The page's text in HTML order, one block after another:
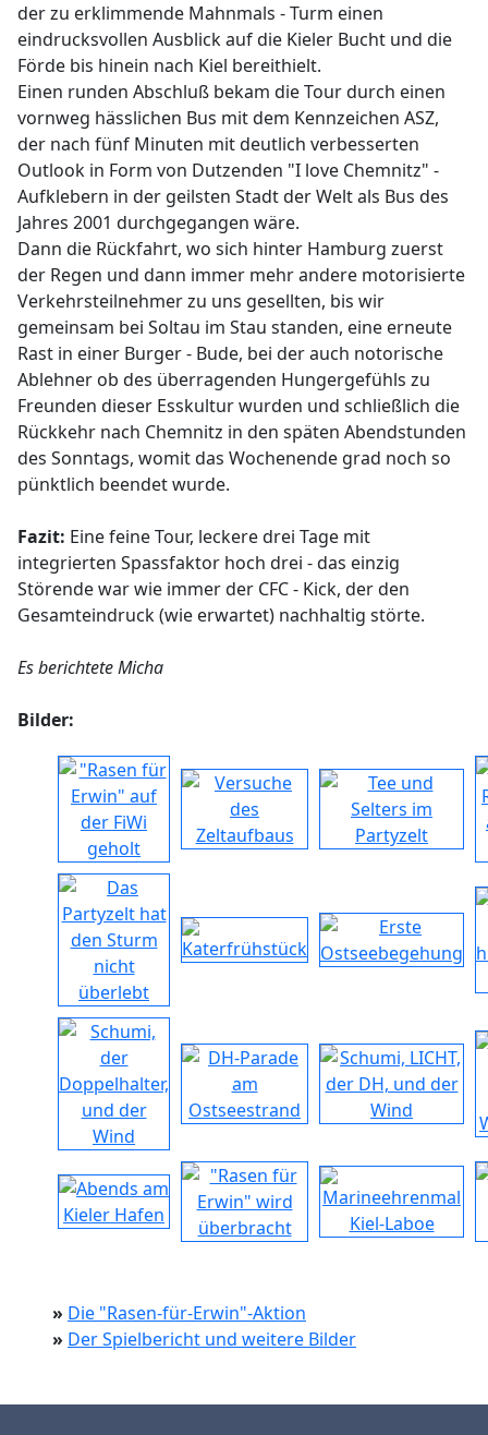
der zu erklimmende Mahnmals - Turm einen
eindrucksvollen Ausblick auf die Kieler Bucht und die
Förde bis hinein nach Kiel bereithielt.
Einen runden Abschluß bekam die Tour durch einen
vornweg hässlichen Bus mit dem Kennzeichen ASZ,
der nach fünf Minuten mit deutlich verbesserten
Outlook in Form von Dutzenden "I love Chemnitz" -
Aufklebern in der geilsten Stadt der Welt als Bus des
Jahres 2001 durchgegangen wäre.
Dann die Rückfahrt, wo sich hinter Hamburg zuerst
der Regen und dann immer mehr andere motorisierte
Verkehrsteilnehmer zu uns gesellten, bis wir
gemeinsam bei Soltau im Stau standen, eine erneute
Rast in einer Burger - Bude, bei der auch notorische
Ablehner ob des überragenden Hungergefühls zu
Freunden dieser Esskultur wurden und schließlich die
Rückkehr nach Chemnitz in den späten Abendstunden
des Sonntags, womit das Wochenende grad noch so
pünktlich beendet wurde.
Fazit: Eine feine Tour, leckere drei Tage mit
integrierten Spassfaktor hoch drei - das einzig
Störende war wie immer der CFC - Kick, der den
Gesamteindruck (wie erwartet) nachhaltig störte.
Es berichtete Micha
Bilder:
» Die "Rasen-für-Erwin"-Aktion
» Der Spielbericht und weitere Bilder